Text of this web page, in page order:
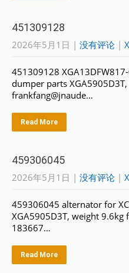
451309128
2026年5月1日 | 没有评论 |
451309128
dumper parts
frankfang@jnaude…
Read More
459306045
2026年5月1日 | 没有评论 |
459306045 alternator for
XGA5905D3T, weight 9.6kg
183667…
Read More